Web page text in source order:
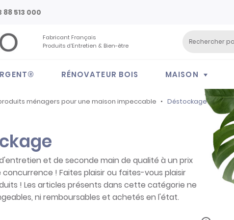
88 513 000
Fabricant Français
Produits d’Entretien & Bien-être
RÉNOVATEUR BOIS MAISON
ménagers pour une maison impeccable Déstockage
et de seconde main de qualité à un prix
! Faites plaisir ou faites-vous plaisir
! Les articles présents dans cette catégorie ne
ni remboursables et achetés en l'état.